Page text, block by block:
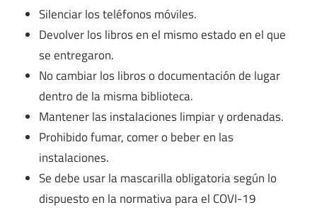
Silenciar los teléfonos móviles.
Devolver los libros en el mismo estado en el que
se entregaron.
No cambiar los libros o documentación de lugar
dentro de la misma biblioteca.
Mantener las instalaciones limpiar y ordenadas.
Prohibido fumar, comer o beber en las
instalaciones.
Se debe usar la mascarilla obligatoria según lo
dispuesto en la normativa para el COVI-19